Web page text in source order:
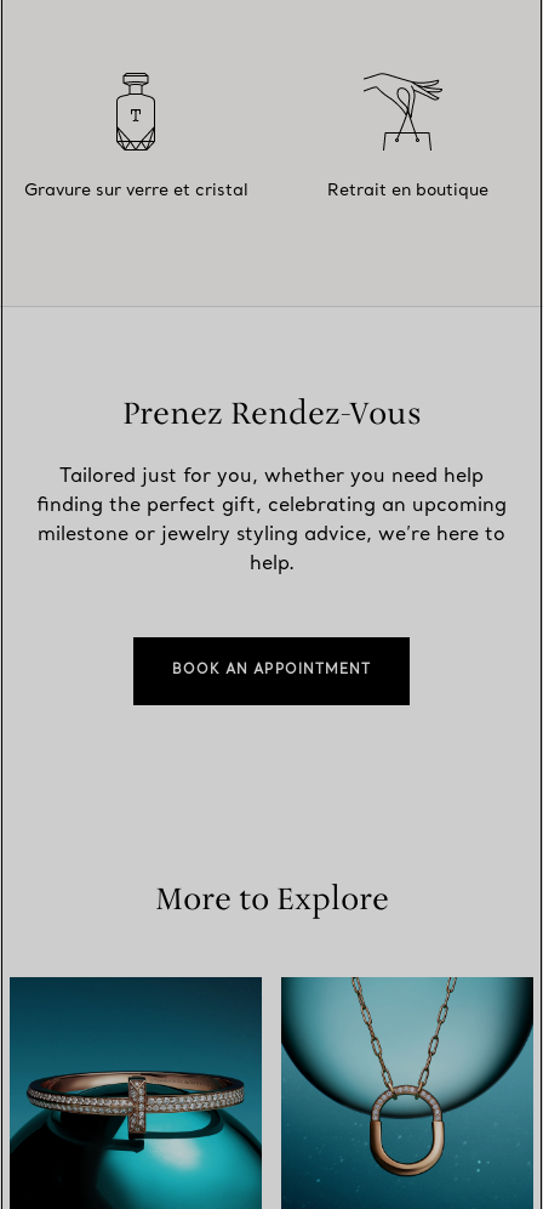
Gravure sur verre et cristal Retrait en boutique
Prenez Rendez-Vous
Tailored just for you, whether you need help
finding the perfect gift, celebrating an upcoming
milestone or jewelry styling advice, we’re here to
help.
BOOK AN APPOINTMENT
More to Explore